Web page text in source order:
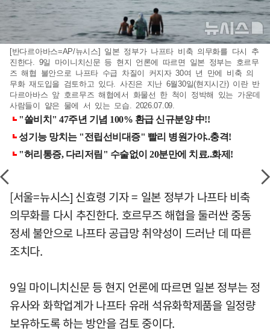
[반다르아바스=AP/뉴시스] 일본 정부가 나프타 비축 의무화를 다시 추
진한다. 9일 마이니치신문 등 현지 언론에 따르면 일본 정부는 호르무
즈 해협 불안으로 나프타 수급 차질이 커지자 30여 년 만에 비축 의
무화 재도입을 검토하고 있다. 사진은 지난 6월30일(현지시간) 이란 반
다르아바스 앞 호르무즈 해협에서 화물선 한 척이 정박해 있는 가운데
사람들이 얕은 물에 서 있는 모습. 2026.07.09.
[서울=뉴시스] 신효령 기자 = 일본 정부가 나프타 비축
의무화를 다시 추진한다. 호르무즈 해협을 둘러싼 중동
정세 불안으로 나프타 공급망 취약성이 드러난 데 따른
조치다.
9일 마이니치신문 등 현지 언론에 따르면 일본 정부는 정
유사와 화학업계가 나프타 유래 석유화학제품을 일정량
보유하도록 하는 방안을 검토 중이다.